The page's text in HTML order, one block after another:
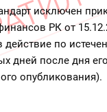
Зарплата.
исключен
РК от
действие по
дней после дня
опубликования).